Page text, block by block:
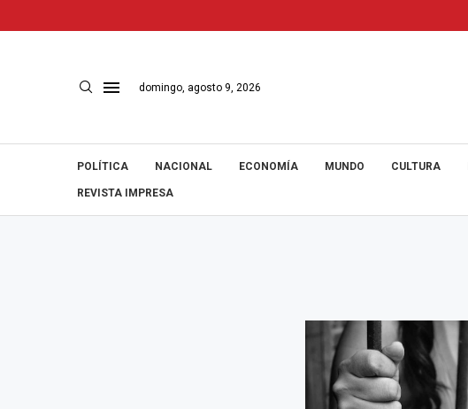
domingo, agosto 9, 2026
POLÍTICA NACIONAL ECONOMÍA MUNDO CULTURA
REVISTA IMPRESA